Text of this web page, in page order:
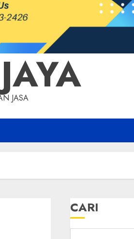
JASA
CARI